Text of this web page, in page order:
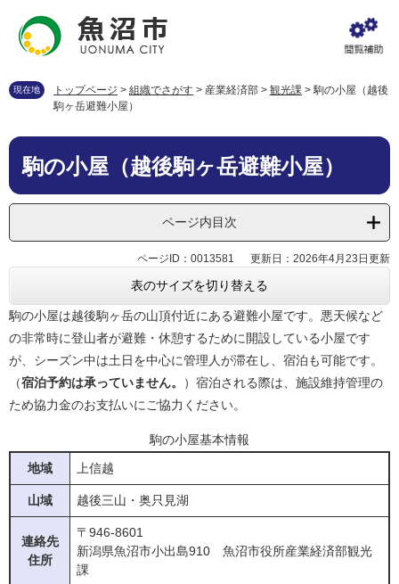
先
す
を
し
現在地 トップページ > 組織でさがす > 産業経済部 > 観光課 >駒の小屋（越後
駒ヶ岳避難小屋）
本
駒の小屋（越後駒ヶ岳避難小屋）
ページ内目次
ページID：0013581 更新日：2026年4月23日更新
表のサイズを切り替える
駒の小屋は越後駒ヶ岳の山頂付近にある避難小屋です。悪天候など
の非常時に登山者が避難・休憩するために開設している小屋です
が、シーズン中は土日を中心に管理人が滞在し、宿泊も可能です。
（宿泊予約は承っていません。
）宿泊される際は、施設維持管理の
ため協力金のお支払いにご協力ください。
駒の小屋基本情報
地域
上信越
山域 越後三山・奥只見湖
連絡先
住所
〒946-8601
新潟県魚沼市小出島910 魚沼市役所産業経済部観光
課